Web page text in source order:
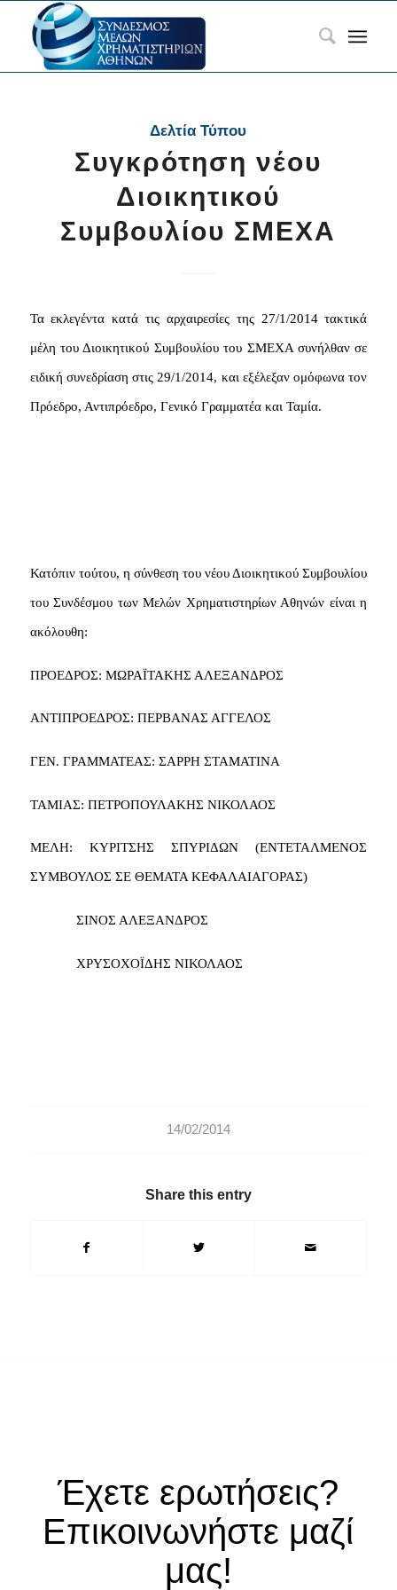
Δελτία Τύπου
Συγκρότηση νέου
Διοικητικού
Συμβουλίου ΣΜΕΧΑ
Τα εκλεγέντα κατά τις αρχαιρεσίες της 27/1/2014 τακτικά
μέλη του Διοικητικού Συμβουλίου του ΣΜΕΧΑ συνήλθαν σε
ειδική συνεδρίαση στις 29/1/2014, και εξέλεξαν ομόφωνα τον
Πρόεδρο, Αντιπρόεδρο, Γενικό Γραμματέα και Ταμία.
Κατόπιν τούτου, η σύνθεση του νέου Διοικητικού Συμβουλίου
του Συνδέσμου των Μελών Χρηματιστηρίων Αθηνών είναι η
ακόλουθη:
ΠΡΟΕΔΡΟΣ: ΜΩΡΑΪΤΑΚΗΣ ΑΛΕΞΑΝΔΡΟΣ
ΑΝΤΙΠΡΟΕΔΡΟΣ: ΠΕΡΒΑΝΑΣ ΑΓΓΕΛΟΣ
ΓΕΝ. ΓΡΑΜΜΑΤΕΑΣ: ΣΑΡΡΗ ΣΤΑΜΑΤΙΝΑ
ΤΑΜΙΑΣ: ΠΕΤΡΟΠΟΥΛΑΚΗΣ ΝΙΚΟΛΑΟΣ
ΜΕΛΗ: ΚΥΡΙΤΣΗΣ ΣΠΥΡΙΔΩΝ (ΕΝΤΕΤΑΛΜΕΝΟΣ
ΣΥΜΒΟΥΛΟΣ ΣΕ ΘΕΜΑΤΑ ΚΕΦΑΛΑΙΑΓΟΡΑΣ)
ΣΙΝΟΣ ΑΛΕΞΑΝΔΡΟΣ
ΧΡΥΣΟΧΟΪΔΗΣ ΝΙΚΟΛΑΟΣ
14/02/2014
Share this entry
Έχετε ερωτήσεις?
Επικοινωνήστε μαζί
μας!